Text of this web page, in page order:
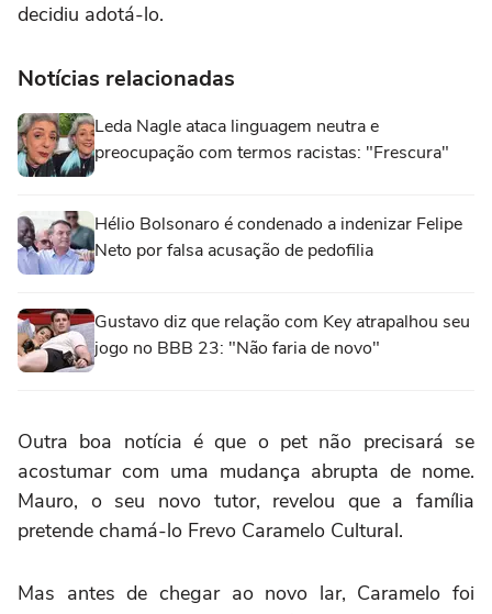
decidiu adotá-lo.
Notícias relacionadas
Leda Nagle ataca linguagem neutra e
preocupação com termos racistas: "Frescura"
Hélio Bolsonaro é condenado a indenizar Felipe
Neto por falsa acusação de pedofilia
Gustavo diz que relação com Key atrapalhou seu
jogo no BBB 23: "Não faria de novo"
Outra boa notícia é que o pet não precisará se
acostumar com uma mudança abrupta de nome.
Mauro, o seu novo tutor, revelou que a família
pretende chamá-lo Frevo Caramelo Cultural.
Mas antes de chegar ao novo lar, Caramelo foi